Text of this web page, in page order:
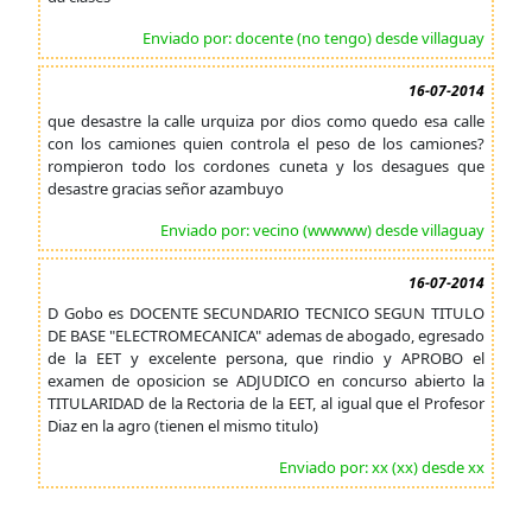
Enviado por: docente (no tengo) desde villaguay
16-07-2014
que desastre la calle urquiza por dios como quedo esa calle
con los camiones quien controla el peso de los camiones?
rompieron todo los cordones cuneta y los desagues que
desastre gracias señor azambuyo
Enviado por: vecino (wwwww) desde villaguay
16-07-2014
D Gobo es DOCENTE SECUNDARIO TECNICO SEGUN TITULO
DE BASE "ELECTROMECANICA" ademas de abogado, egresado
de la EET y excelente persona, que rindio y APROBO el
examen de oposicion se ADJUDICO en concurso abierto la
TITULARIDAD de la Rectoria de la EET, al igual que el Profesor
Diaz en la agro (tienen el mismo titulo)
Enviado por: xx (xx) desde xx